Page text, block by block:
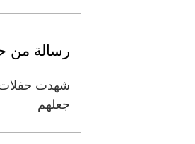
رسالة من
شهدت حفلات
جعلهم